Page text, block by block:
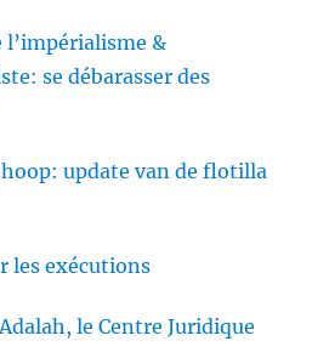
l’impérialisme &
se débarasser des
update van de flotilla
les exécutions
le Centre Juridique